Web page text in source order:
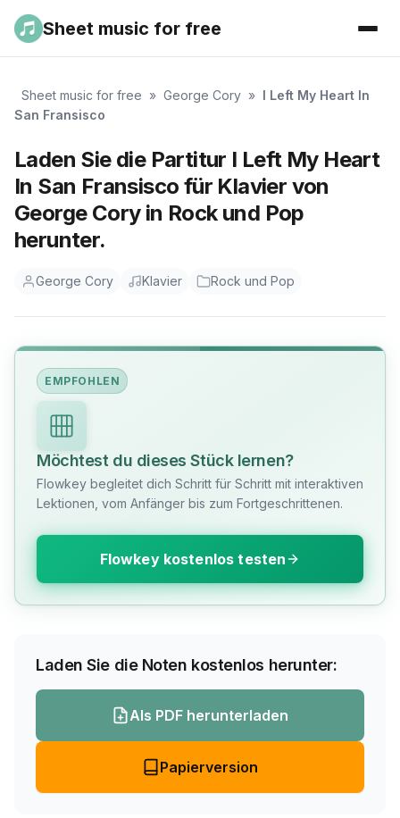
Sheet music for free
Sheet music for free » George Cory » I Left My Heart In
San Fransisco
Laden Sie die Partitur I Left My Heart
In San Fransisco für Klavier von
George Cory in Rock und Pop
herunter.
George Cory Klavier Rock und Pop
EMPFOHLEN
Möchtest du dieses Stück lernen?
Flowkey begleitet dich Schritt für Schritt mit interaktiven
Lektionen, vom Anfänger bis zum Fortgeschrittenen.
Flowkey kostenlos testen
Laden Sie die Noten kostenlos herunter:
Als PDF herunterladen
Papierversion